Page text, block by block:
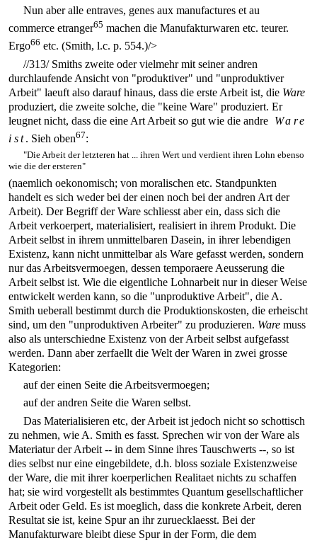
Nun aber alle entraves, genes aux manufactures et au
commerce etranger65 machen die Manufakturwaren etc. teurer.
Ergo66 etc. (Smith, l.c. p. 554.)/>
//313/Smiths zweite oder vielmehr mit seiner andren
durchlaufende Ansicht von "produktiver" und "unproduktiver
Arbeit" laeuft also darauf hinaus, dass die erste Arbeit ist, die Ware
produziert, die zweite solche, die "keine Ware" produziert. Er
leugnet nicht, dass die eine Art Arbeit so gut wie die andre Ware
ist. Sieh oben67:
"Die Arbeit der letzteren hat ... ihren Wert und verdient ihren Lohn ebenso
wie die der ersteren"
(naemlich oekonomisch; von moralischen etc. Standpunkten
handelt es sich weder bei der einen noch bei der andren Art der
Arbeit). Der Begriff der Ware schliesst aber ein, dass sich die
Arbeit verkoerpert, materialisiert, realisiert in ihrem Produkt. Die
Arbeit selbst in ihrem unmittelbaren Dasein, in ihrer lebendigen
Existenz, kann nicht unmittelbar als Ware gefasst werden, sondern
nur das Arbeitsvermoegen, dessen temporaere Aeusserung die
Arbeit selbst ist. Wie die eigentliche Lohnarbeit nur in dieser Weise
entwickelt werden kann, so die "unproduktive Arbeit", die A.
Smith ueberall bestimmt durch die Produktionskosten, die erheischt
sind, um den "unproduktiven Arbeiter" zu produzieren. Ware muss
also als unterschiedne Existenz von der Arbeit selbst aufgefasst
werden. Dann aber zerfaellt die Welt der Waren in zwei grosse
Kategorien:
auf der einen Seite die Arbeitsvermoegen;
auf der andren Seite die Waren selbst.
Das Materialisieren etc, der Arbeit ist jedoch nicht so schottisch
zu nehmen, wie A. Smith es fasst. Sprechen wir von der Ware als
Materiatur der Arbeit -- in dem Sinne ihres Tauschwerts --, so ist
dies selbst nur eine eingebildete, d.h. bloss soziale Existenzweise
der Ware, die mit ihrer koerperlichen Realitaet nichts zu schaffen
hat; sie wird vorgestellt als bestimmtes Quantum gesellschaftlicher
Arbeit oder Geld. Es ist moeglich, dass die konkrete Arbeit, deren
Resultat sie ist, keine Spur an ihr zuruecklaesst. Bei der
Manufakturware bleibt diese Spur in der Form, die dem